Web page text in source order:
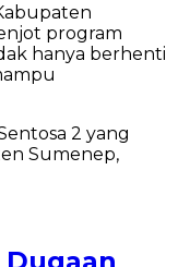
program
hanya berhenti